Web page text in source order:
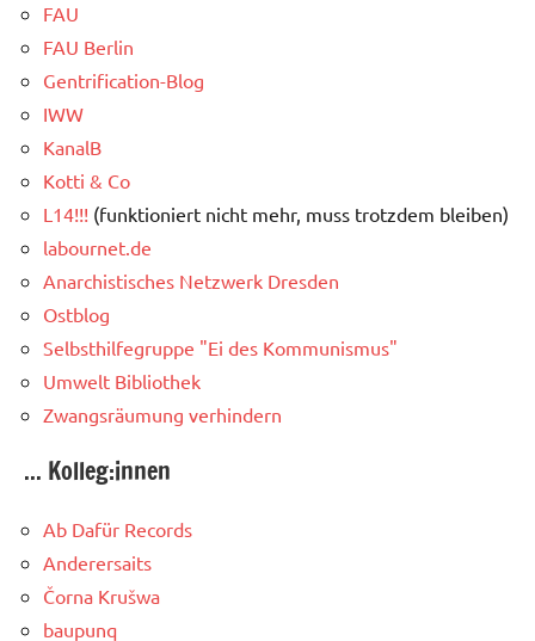
FAU
FAU Berlin
Gentrification-Blog
IWW
KanalB
Kotti & Co
L14!!! (funktioniert nicht mehr, muss trotzdem bleiben)
labournet.de
Anarchistisches Netzwerk Dresden
Ostblog
Selbsthilfegruppe "Ei des Kommunismus"
Umwelt Bibliothek
Zwangsräumung verhindern
... Kolleg:innen
Ab Dafür Records
Anderersaits
Čorna Krušwa
baupunq